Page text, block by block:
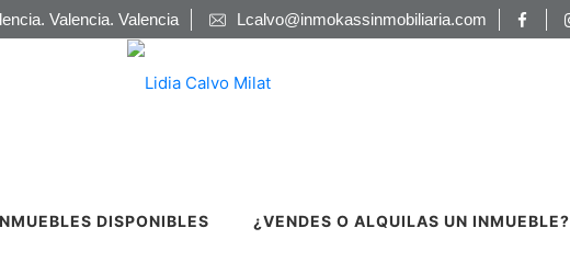
Valencia. Valencia Lcalvo@inmokassinmobiliaria.com
DISPONIBLES ¿VENDES O ALQUILAS UN INMUEBLE?